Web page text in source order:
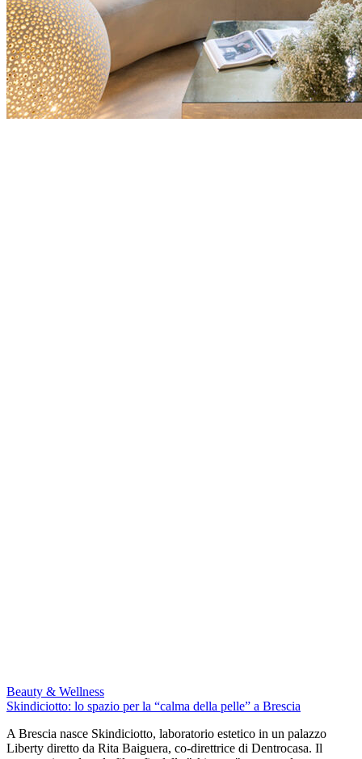
Beauty & Wellness
Skindiciotto: lo spazio per la “calma della pelle” a Brescia
A Brescia nasce Skindiciotto, laboratorio estetico in un palazzo
Liberty diretto da Rita Baiguera, co-direttrice di Dentrocasa. Il